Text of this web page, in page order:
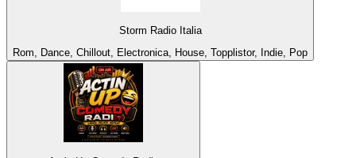
Storm Radio Italia
Rom, Dance, Chillout, Electronica, House, Topplistor, Indie, Pop